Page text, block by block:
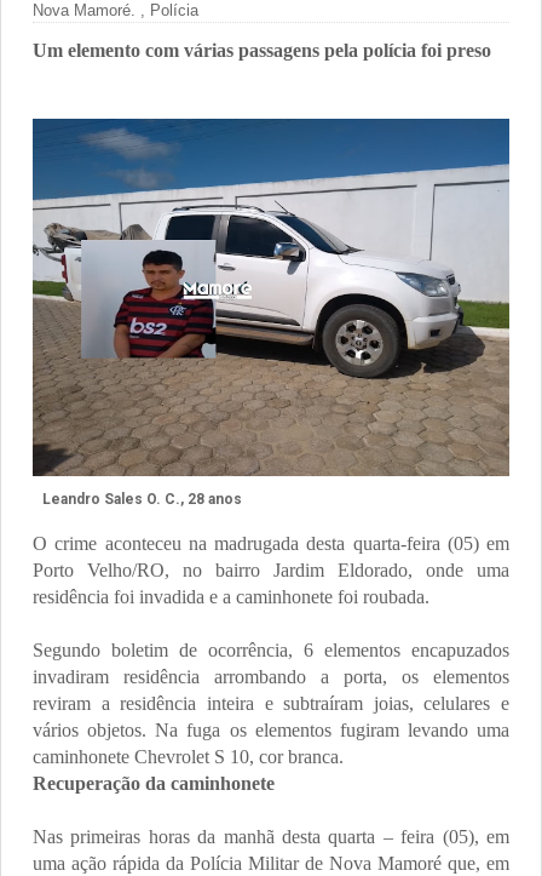
Nova Mamoré. , Polícia
Um elemento com várias passagens pela polícia foi preso
Leandro Sales O. C., 28 anos
O crime aconteceu na madrugada desta quarta-feira (05) em
Porto Velho/RO, no bairro Jardim Eldorado, onde uma
residência foi invadida e a caminhonete foi roubada.
Segundo boletim de ocorrência, 6 elementos encapuzados
invadiram residência arrombando a porta, os elementos
reviram a residência inteira e subtraíram joias, celulares e
vários objetos.Na fuga os elementos fugiram levando uma
caminhonete Chevrolet S 10, cor branca.
Recuperação da caminhonete
Nas primeiras horas da manhã desta quarta – feira (05), em
uma ação rápida da Polícia Militar de Nova Mamoré que, em